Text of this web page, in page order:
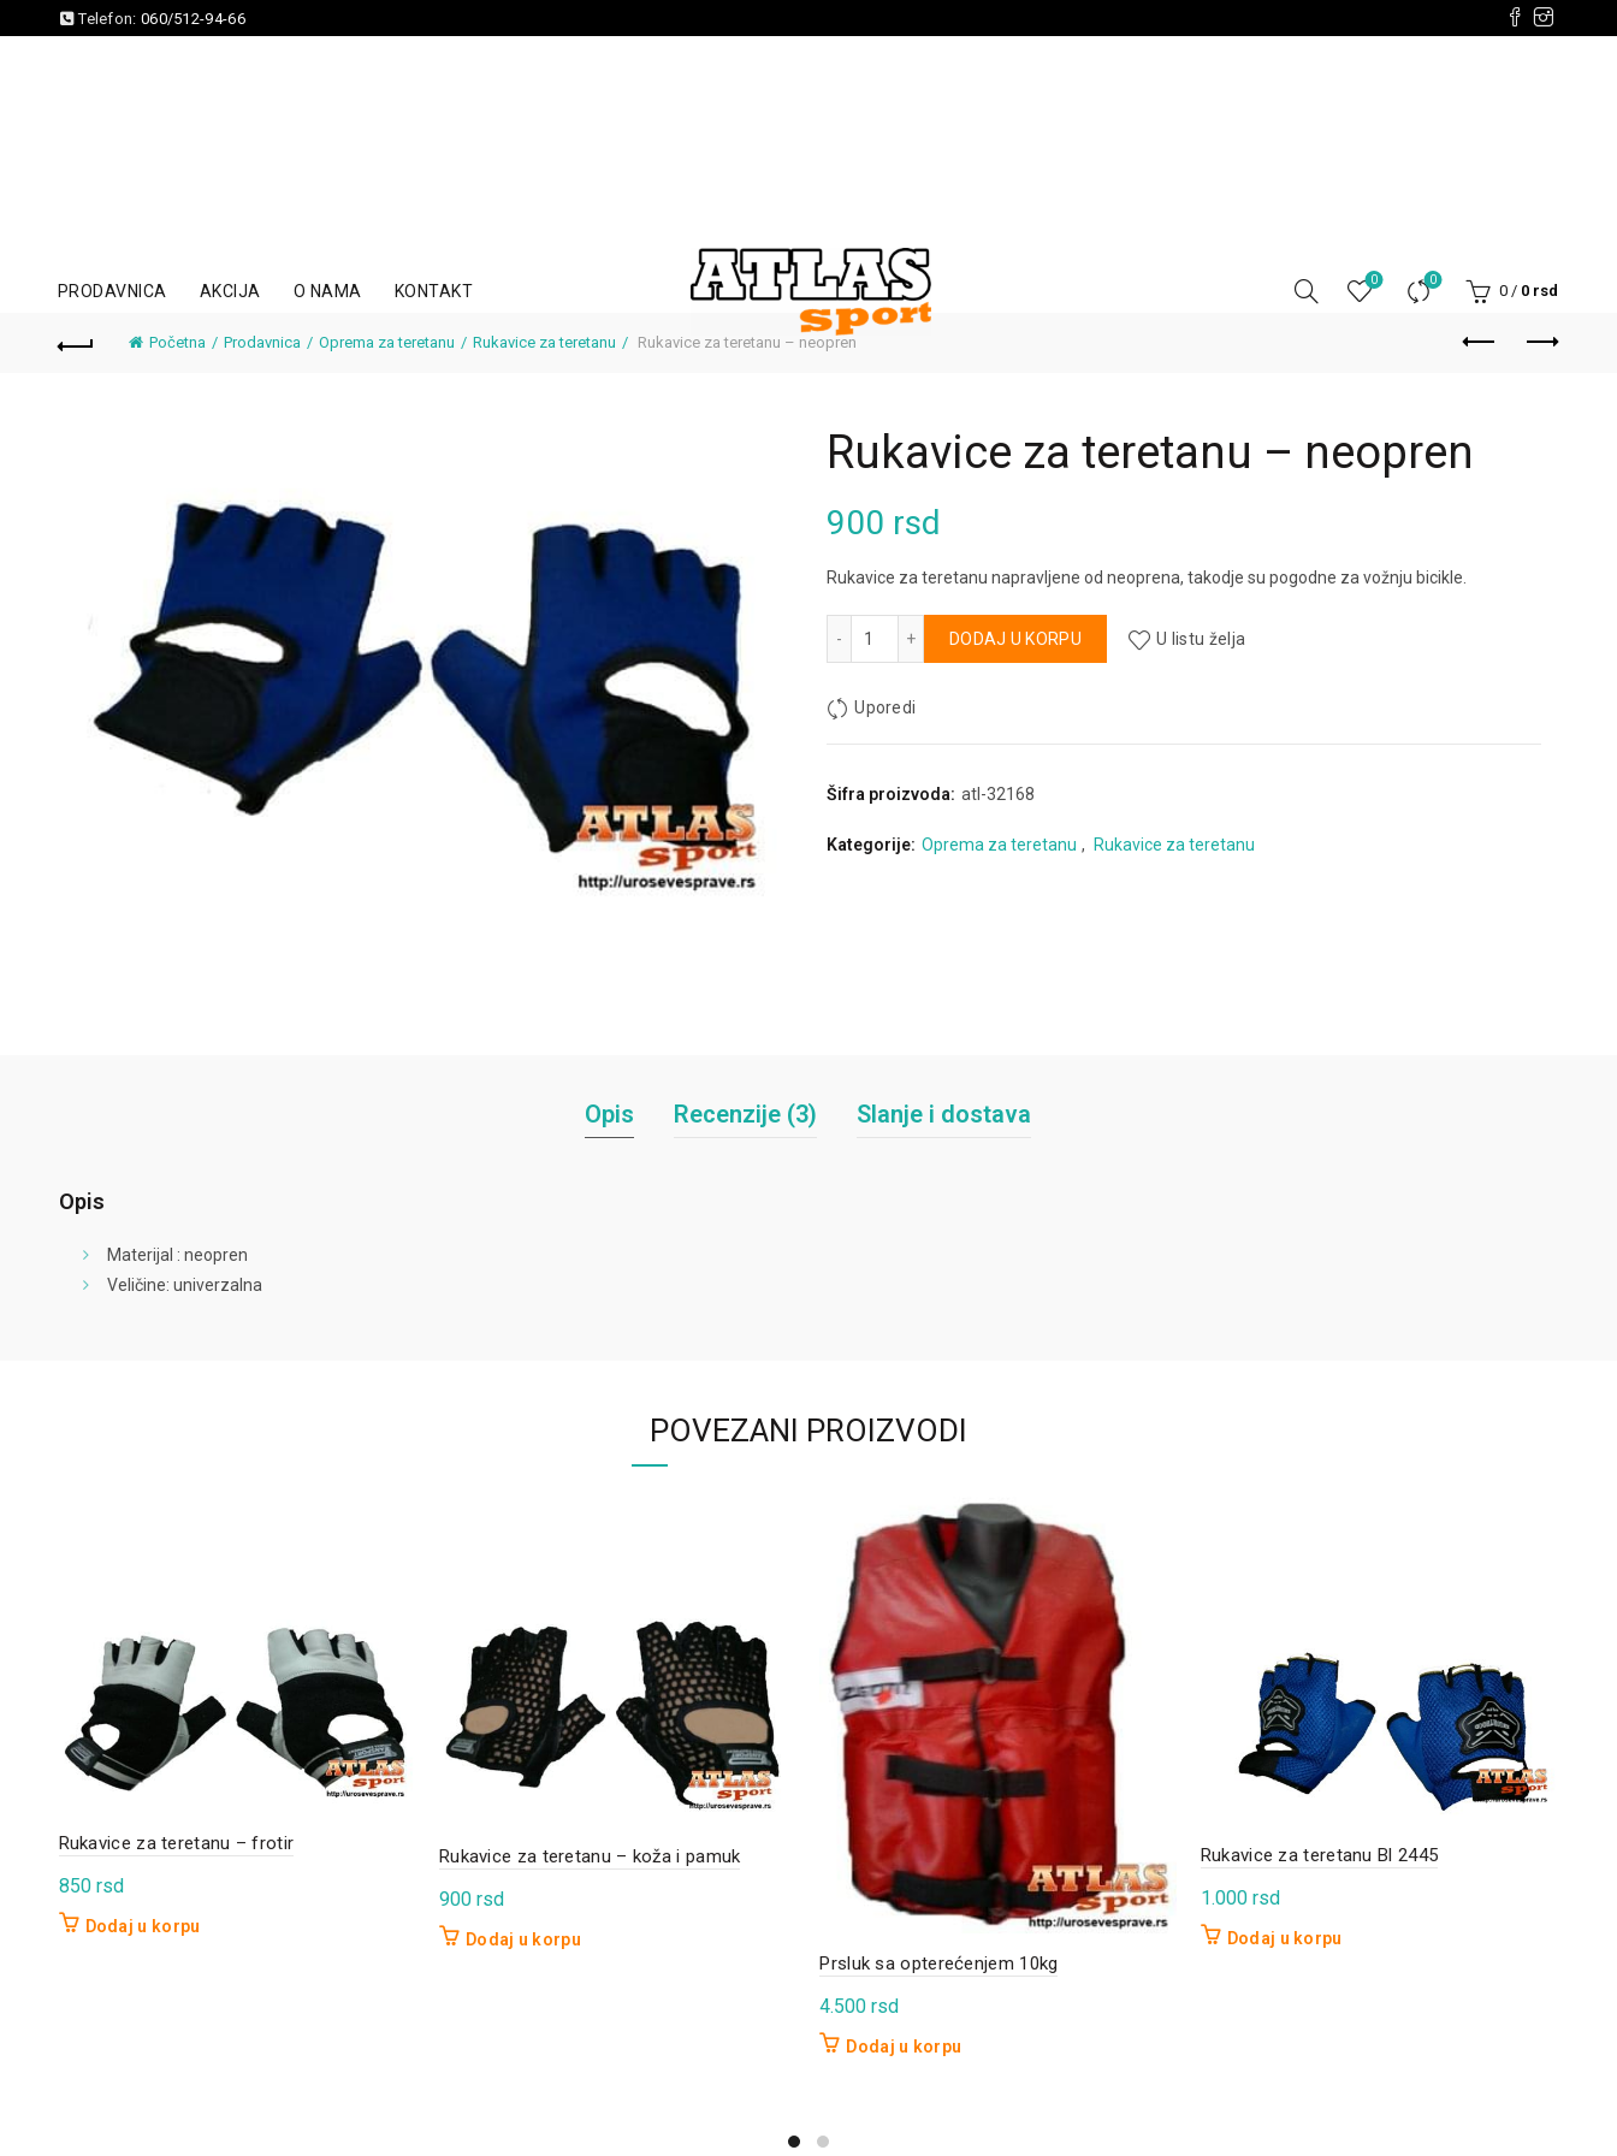
Telefon: 060/512-94-66
PRODAVNICA AKCIJA O NAMA KONTAKT
0 0
0 / 0 rsd
Početna Prodavnica Oprema za teretanu Rukavice za teretanu Rukavice za teretanu – neopren
Rukavice za teretanu – neopren
900 rsd
Rukavice za teretanu napravljene od neoprena, takodje su pogodne za vožnju bicikle.
Rukavice za teretanu - neopren količina
DODAJ U KORPU
Alternative:
U listu želja
Uporedi
Šifra proizvoda: atl-32168
Kategorije: Oprema za teretanu , Rukavice za teretanu
Opis Recenzije (3) Slanje i dostava
Opis
Materijal : neopren
Veličine: univerzalna
POVEZANI PROIZVODI
Rukavice za teretanu – frotir
850 rsd
Dodaj u korpu
Rukavice za teretanu – koža i pamuk
900 rsd
Dodaj u korpu
Prsluk sa opterećenjem 10kg
4.500rsd
Dodaj u korpu
Rukavice za teretanu Bl 2445
1.000 rsd
Dodaj u korpu